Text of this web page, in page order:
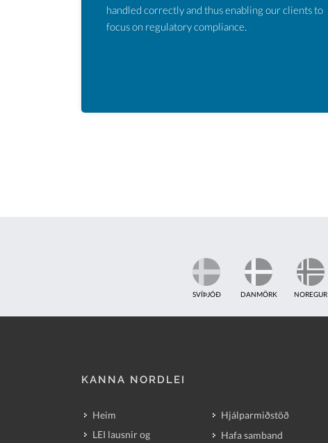
handled correctly and thus enabling our clients to
focus on regulatory compliance.
SVÍÞJÓÐ DANMÖRK NOREGUR
KANNA NORDLEI
Heim
LEI lausnir og
Hjálparmiðstöð
Hafa samband